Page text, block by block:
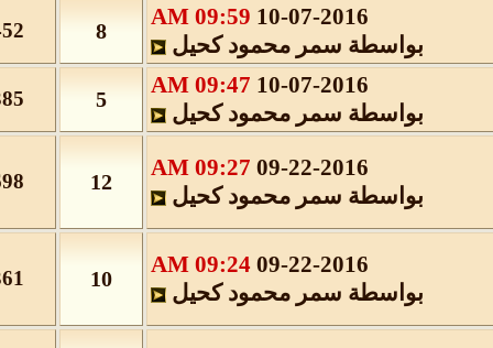
10-07-2016
09:59 AM
بواسطةسمر محمود كحيل
8
10-07-2016
09:47 AM
بواسطةسمر محمود كحيل
5
09-22-2016
09:27 AM
بواسطةسمر محمود كحيل
12
09-22-2016
09:24 AM
بواسطةسمر محمود كحيل
10